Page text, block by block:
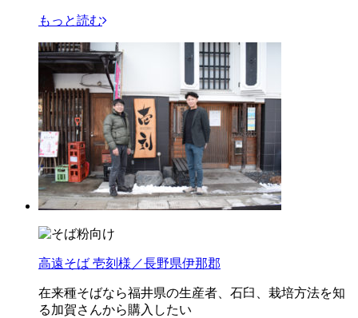
もっと読む
高遠そば 壱刻様／長野県伊那郡
在来種そばなら福井県の生産者、石臼、栽培方法を知
る加賀さんから購入したい